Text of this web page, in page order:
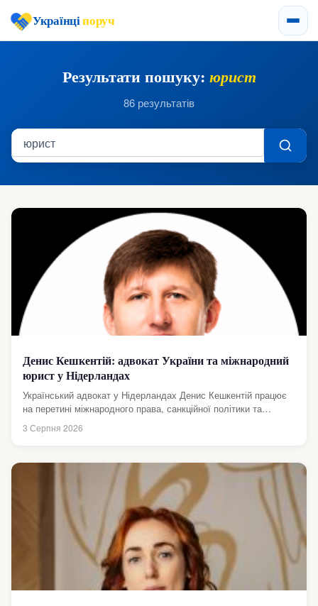
Українціпоруч
Результати пошуку: юрист
86 результатів
Денис Кешкентій: адвокат України та міжнародний
юрист у Нідерландах
Український адвокат у Нідерландах Денис Кешкентій працює
на перетині міжнародного права, санкційної політики та
представництва українського бізнесу в європейських
інституціях....
3 Серпня 2026